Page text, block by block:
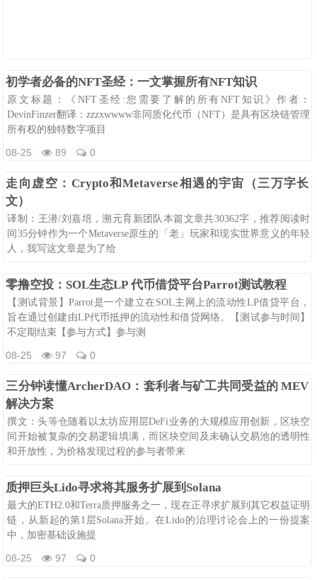
初学者必备的NFT圣经：一文掌握所有NFT知识
原文标题：《NFT圣经:您需要了解的所有NFT知识》作者：
DevinFinzer翻译：zzzxwwww非同质化代币（NFT）是具有区块链管理
所有权的独特数字项目
08-25 89 0
走向虚空：Crypto和Metaverse相遇的宇宙（三万字长
文）
译制：王潜/刘嘉培，溯元育新团队本篇文章共30362字，推荐阅读时
间35分钟作为一个Metaverse原生的「老」玩家和现实世界意义的年轻
人，我写这文章是为了给
零撸空投：SOL生态LP 代币借贷平台Parrot测试教程
【测试背景】Parrot是一个建立在SOL主网上的流动性LP借贷平台，
旨在通过创建由LP代币抵押的流动性和借贷网络。【测试参与时间】
不定期结束【参与方式】参与测
08-25 97 0
三分钟读懂ArcherDAO：套利者与矿工共同受益的 MEV
解决方案
撰文：头等仓随着以太坊应用层DeFi业务的大规模应用创新，区块空
间开始被复杂的交易逻辑填满，而区块空间及未确认交易池的透明性
和开放性，为价格发现过程的参与者带来
质押巨头Lido寻求将其服务扩展到Solana
最大的ETH2.0和Terra质押服务之一，现在正寻求扩展到其它权益证明
链，从新起的第1层Solana开始。在Lido的治理讨论会上的一份提案
中，加密基础设施提
08-25 97 0